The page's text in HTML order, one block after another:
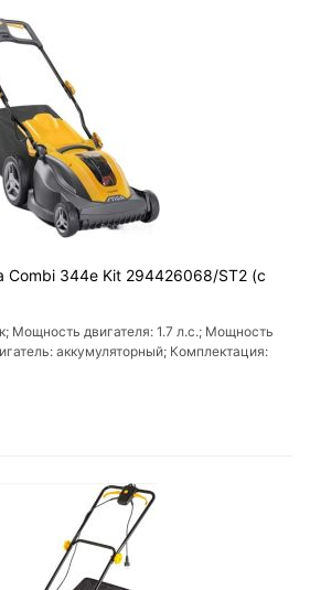
Combi 344e Kit 294426068/ST2 (с
Мощность двигателя: 1.7 л.с.; Мощность
аккумуляторный; Комплектация: